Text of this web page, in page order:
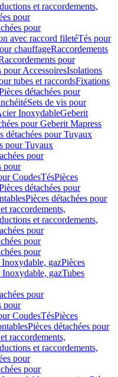
et raccordements,
pour
pour
avec raccord filetéTés pour
chauffageRaccordements
pour
pour AccessoiresIsolations
tubes et raccordsFixations
détachées pour
Sets de vis pour
InoxydableGeberit
pour Geberit Mapress
détachées pour Tuyaux
pour Tuyaux
pour
pour
CoudesTésPièces
détachées pour
Pièces détachées pour
raccordements,
et raccordements,
pour
pour
pour
gazPièces
Inoxydable, gazTubes
pour
pour
CoudesTésPièces
Pièces détachées pour
raccordements,
et raccordements,
pour
pour